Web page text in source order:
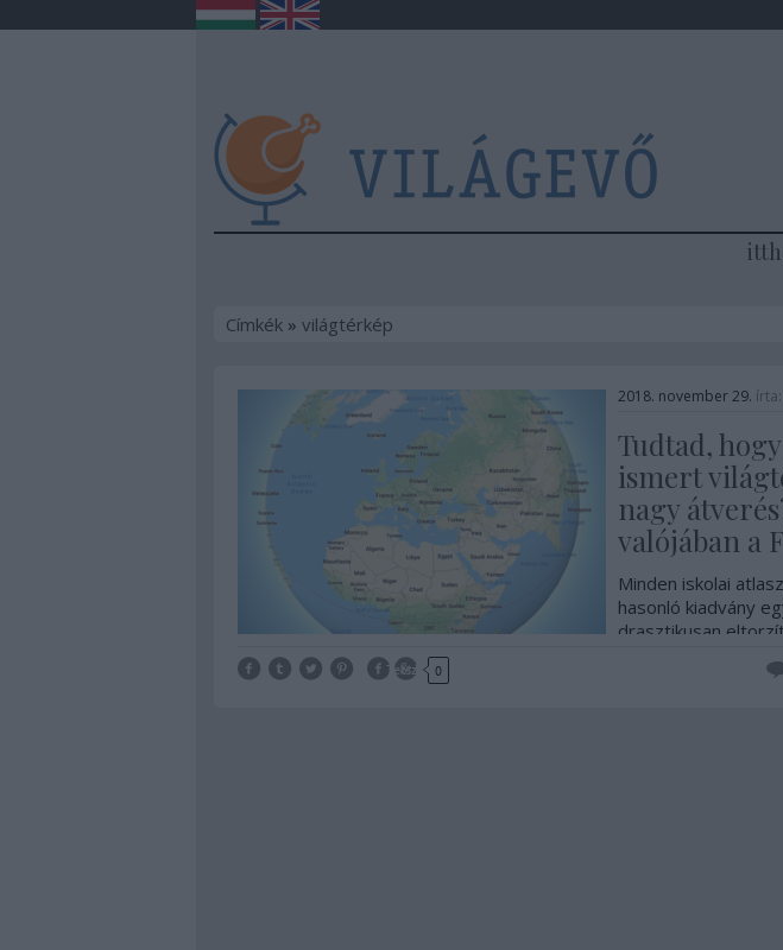
Címkék» világtérkép
2018. november 29. írta:
Tudtad,
ismert
nagy
valójában a
Minden iskolai
hasonló kiadvány
drasztikusan
Tetszik 0